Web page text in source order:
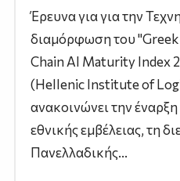
Έρευνα για για την
διαμόρφωση του
Chain AI Maturity Index
(Hellenic Institute of
ανακοινώνει την
εθνικής εμβέλειας, τη
Πανελλαδικής...